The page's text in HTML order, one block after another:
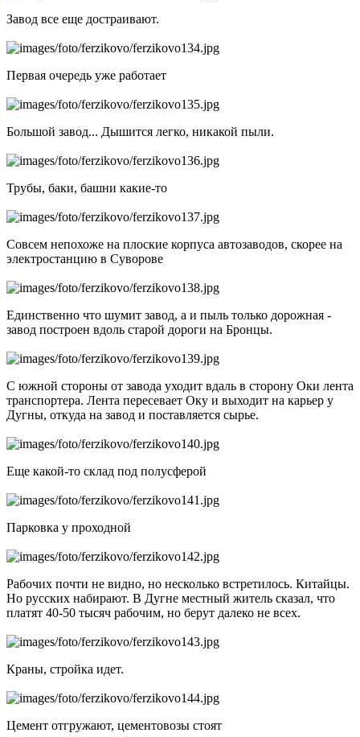
Завод все еще достраивают.
Первая очередь уже работает
Большой завод... Дышится легко, никакой пыли.
Трубы, баки, башни какие-то
Совсем непохоже на плоские корпуса автозаводов, скорее на
электростанцию в Суворове
Единственно что шумит завод, а и пыль только дорожная -
завод построен вдоль старой дороги на Бронцы.
С южной стороны от завода уходит вдаль в сторону Оки лента
транспортера. Лента пересевает Оку и выходит на карьер у
Дугны, откуда на завод и поставляется сырье.
Еще какой-то склад под полусферой
Парковка у проходной
Рабочих почти не видно, но несколько встретилось. Китайцы.
Но русских набирают. В Дугне местный житель сказал, что
платят 40-50 тысяч рабочим, но берут далеко не всех.
Краны, стройка идет.
Цемент отгружают, цементовозы стоят